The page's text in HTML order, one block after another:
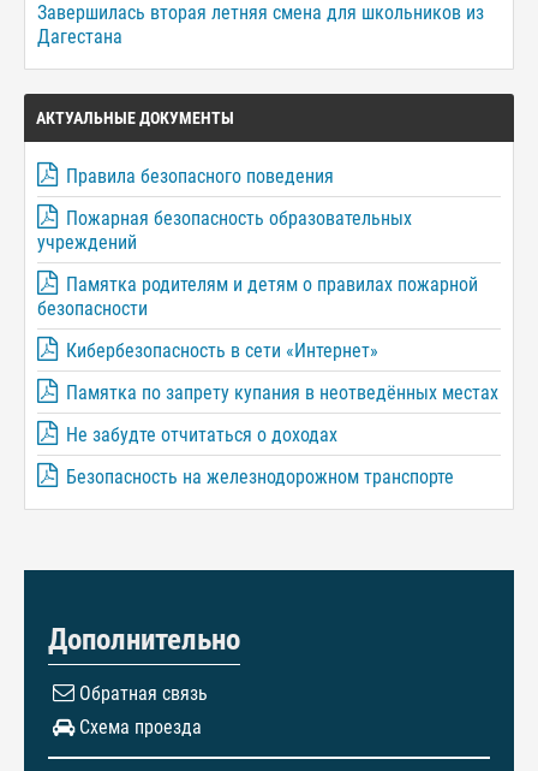
Завершилась вторая летняя смена для школьников из
Дагестана
АКТУАЛЬНЫЕ ДОКУМЕНТЫ
Правила безопасного поведения
Пожарная безопасность образовательных
учреждений
Памятка родителям и детям о правилах пожарной
безопасности
Кибербезопасность в сети «Интернет»
Памятка по запрету купания в неотведённых местах
Не забудте отчитаться о доходах
Безопасность на железнодорожном транспорте
Дополнительно
Обратная связь
Схема проезда